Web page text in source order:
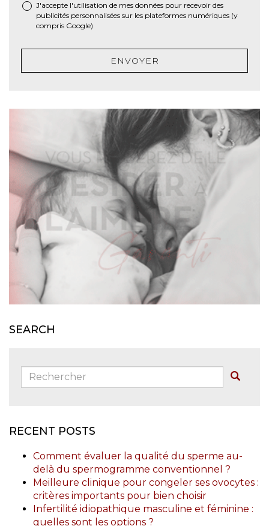
J'accepte l'utilisation de mes données pour recevoir des
publicités personnalisées sur les plateformes numériques (y
compris Google)
ENVOYER
SEARCH
Rechercher:
RECENT POSTS
Comment évaluer la qualité du sperme au-
delà du spermogramme conventionnel ?
Meilleure clinique pour congeler ses ovocytes :
critères importants pour bien choisir
Infertilité idiopathique masculine et féminine :
quelles sont les options ?